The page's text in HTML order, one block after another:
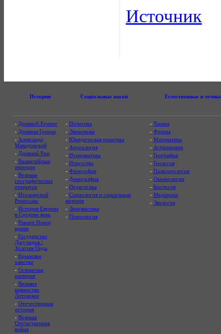
Источник
История Социальные науки Естественные и
- Древний Египет
- Древняя Греция
- Александр
Македонский
- Древний Рим
- Византийская
империя
- Великие
географические
открытия
- Итальянский
Ренессанс
- История Европы
в Средние века
- Раннее Новое
время
- Государство
Джучидов /
Золотая Орда
- Крымское
ханство
- Османская
империя
- Великое
княжество
Литовское
- Отечественная
история
- Великая
Отечественная
война
- Политика
- Экономика
- Юридическая практика
- Археология
- Нумизматика
- Искусство
- Философия
- Демография
- Педагогика
- Социология и социальные
явления
- Лингвистика
- Психология
- Химия
- Физика
- Математика
- Астрономия
- География
- Геология
- Палеонтология
- Океанология
- Биология
- Медицина
- Экология